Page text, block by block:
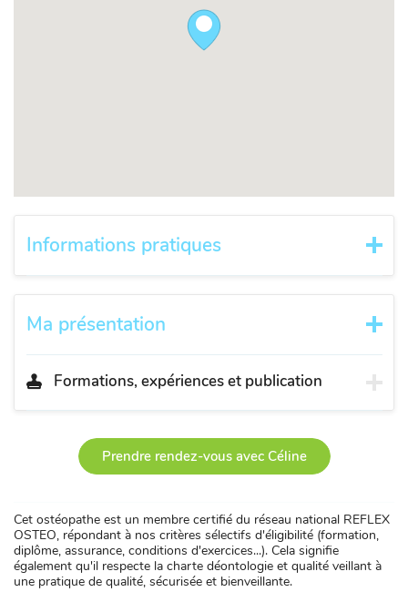
Informations pratiques
Ma présentation
Formations, expériences et publication
Prendre rendez-vous avec Céline
Cet ostéopathe est un membre certifié du réseau national REFLEX
OSTEO, répondant à nos critères sélectifs d'éligibilité (formation,
diplôme, assurance, conditions d'exercices...). Cela signifie
également qu'il respecte la charte déontologie et qualité veillant à
une pratique de qualité, sécurisée et bienveillante.